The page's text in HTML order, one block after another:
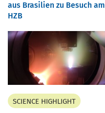
aus Brasilien zu Besuch am
HZB
SCIENCE HIGHLIGHT